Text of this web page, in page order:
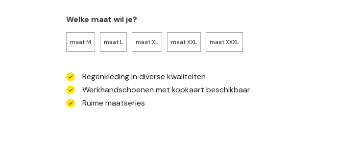
Welke maat wil je?
maat M maat L maat XL maat XXL maat XXXL
Regenkleding in diverse kwaliteiten
Werkhandschoenen met kopkaart beschikbaar
Ruime maatseries